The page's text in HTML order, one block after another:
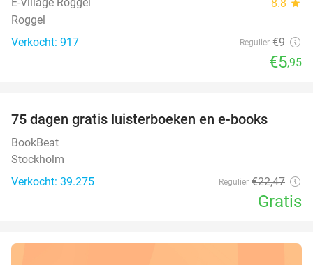
8.8 star
Roggel
Verkocht: 917
Regulier €9
€5,95
75 dagen gratis luisterboeken en e-books
BookBeat
Stockholm
Verkocht: 39.275
Regulier €22,47
Gratis